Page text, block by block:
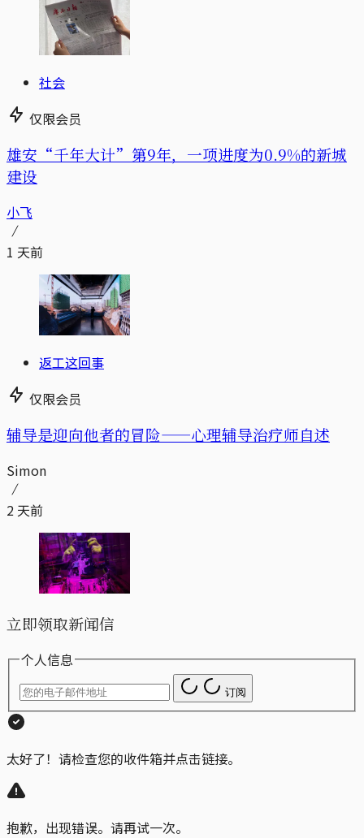
社会
仅限会员
雄安“千年大计”第9年，一项进度为0.9%的新城
建设
小飞
1 天前
返工这回事
仅限会员
辅导是迎向他者的冒险——心理辅导治疗师自述
Simon
2 天前
立即领取新闻信
个人信息
订阅
太好了！请检查您的收件箱并点击链接。
抱歉，出现错误。请再试一次。